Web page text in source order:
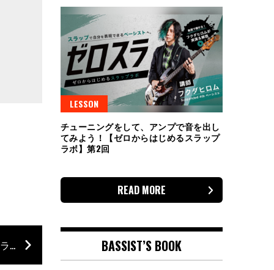
マーティ・ホロベック×ROTH BART BARONのオンライン・セッション。アーカイブ視聴が2021年2月21日23時まで！
LESSON
チューニングをして、アンプで音を出し
てみよう！【ゼロからはじめるスラップ
ラボ】第2回
READ MORE
BASSIST’S BOOK